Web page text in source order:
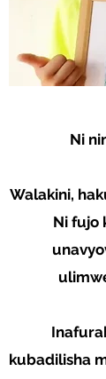
Ni
Walakini,
Ni fujo
kubadilisha